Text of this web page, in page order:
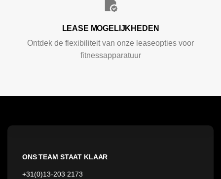
LEASE MOGELIJKHEDEN
Ontdek de flexibiliteit van onze leaseopties voor
fitnessapparatuur
ONS TEAM STAAT KLAAR
+31(0)13-203 2173